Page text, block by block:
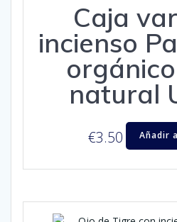
Caja
incienso
natural
€3.50 Añadir